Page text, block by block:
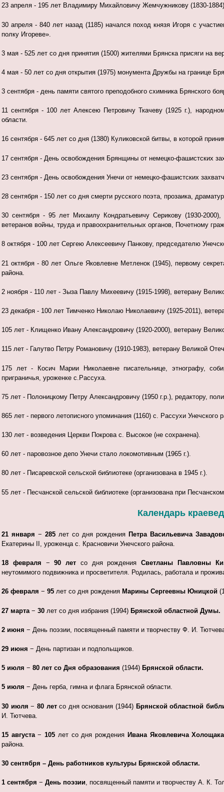
23 апреля - 195 лет Владимиру Михайловичу Жемчужникову (1830-
30 апреля - 840 лет назад (1185) начался поход князя Игоря с
полку Игореве».
3 мая - 525 лет со дня принятия (1500) жителями Брянска присяги на
4 мая - 50 лет со дня открытия (1975) монумента Дружбы на границе
3 сентября - день памяти святого преподобного схимника Брянского
11 сентября - 100 лет Алексею Петровичу Ткачеву (1925 г.),
области.
16 сентября - 645 лет со дня (1380) Куликовской битвы, в которой
17 сентября - День освобождения Брянщины от немецко-фашистских
23 сентября - День освобождения Унечи от немецко-фашистских
28 сентября - 150 лет со дня смерти русского поэта, прозаика,
30 сентября - 95 лет Михаилу Кондратьевичу Серикову (1930-
ветеранов войны, труда и правоохранительных органов, Почетному
8 октября - 100 лет Сергею Алексеевичу Панкову, председателю
21 октября - 80 лет Ольге Яковлевне Метленок (1945), первому
района.
2 ноября - 110 лет - Зыза Павлу Михеевичу (1915-1998), ветерану
23 декабря - 100 лет Тимченко Николаю Николаевичу (1925-2011),
105 лет - Клищенко Ивану Александровичу (1920-2000), ветерану
115 лет - Галутво Петру Романовичу (1910-1983), ветерану Великой
175 лет - Косич Марии Николаевне писательнице, этнографу,
приграничья, уроженке c.Paccyxa.
75 лет - Полоницкому Петру Александровичу (1950 г.р.), редактору,
865 лет - первого летописного упоминания (1160) с. Рассухи Унечского
130 лет - возведения Церкви Покрова с. Высокое (не сохранена).
60 лет - паровозное депо Унечи стало локомотивным (1965 г.).
80 лет - Писаревской сельской библиотеке (организована в 1945 г.).
55 лет - Песчанской сельской библиотеке (организована при
Календарь
21 января − 285 лет со дня рождения Петра Васильевича
Екатерины II, уроженца с. Красновичи Унечского района.
18 февраля −90 лет со дня рождения Светланы Павловны
неутомимого подвижника и просветителя. Родилась, работала и
26 февраля − 95 лет со дня рождения Марины Сергеевны Юницкой
27 марта − 30 лет со дня избрания (1994) Брянской областной Думы.
2 июня − День поэзии, посвященный памяти и творчеству Ф. И.
29 июня − День партизан и подпольщиков.
5 июля − 80 лет со Дня образования (1944) Брянской области.
5 июля − День герба, гимна и флага Брянской области.
30 июля − 80 летсо дня основания (1944) Брянской областной
И. Тютчева.
15 августа−105 лет со дня рождения Ивана Яковлевича Холощака
района.
30 сентября – День работников культуры Брянской области.
1 сентября − День поэзии, посвященный памяти и творчеству А. К.